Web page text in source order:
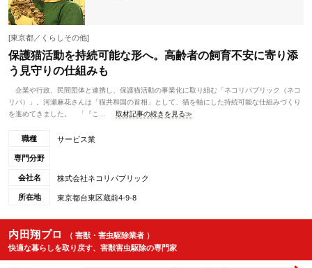
[東京都／くらしその他]
保護猫活動を持続可能な形へ。高齢者の飼育不安に寄り添
う見守りの仕組みも
企業や行政、民間団体と連携し、保護猫活動の事業化に取り組む「ネコリパブリック（ネコ
リパ）」。河瀬麻花さんは「猫共和国の首相」として、猫を軸にした持続可能な仕組みづくり
を進めてきました。 「『こ...
取材記事の続きを見る≫
職種 サービス業
専門分野
会社名 株式会社ネコリパブリック
所在地 東京都台東区蔵前4-9-8
内田翔プロ
（ 害獣・害虫駆除業者 ）
快適な暮らしを取り戻す、害獣害虫駆除の専門家